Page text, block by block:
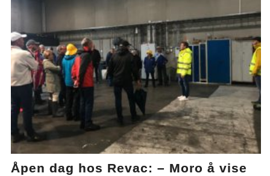
Åpen dag hos Revac: – Moro å vise